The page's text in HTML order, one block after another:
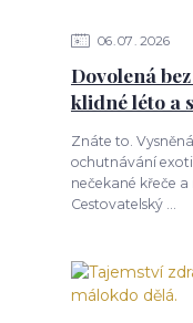
06 07 2026
Dovolená
klidné léto a
Znáte to.
ochutnávání
nečekané křeče
Cestovatelský ...